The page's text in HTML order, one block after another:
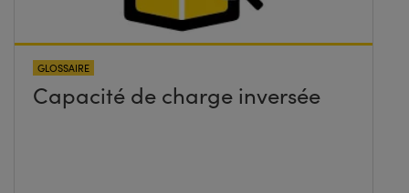
GLOSSAIRE
Capacité de charge inversée